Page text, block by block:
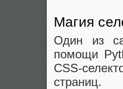
Магия
Один из
помощи
CSS-
страниц.